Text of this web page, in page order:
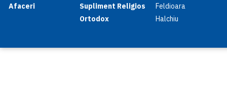
Afaceri
Supliment Religios
Ortodox
Feldioara
Halchiu